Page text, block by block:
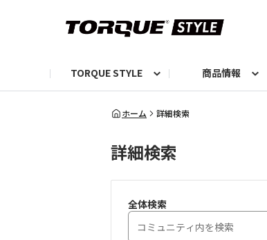
TORQUE STYLE
お知らせ TORQUIZ【投票企画
商品情報
TORQUEニュース
TORQUEフォト
自己紹介しよう
編集部の日常フォト
ホーム 詳細検索
詳細検索
全体検索